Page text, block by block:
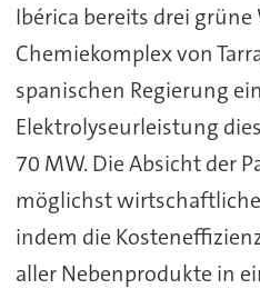
Ibérica bereits drei
Chemiekomplex von
spanischen Regierung
Elektrolyseurleistung
70 MW. Die Absicht der
möglichst
indem die
aller Nebenprodukte in